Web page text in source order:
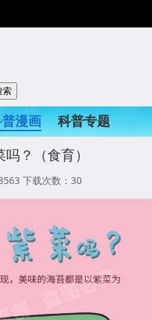
漫画
科普专题
？（食育）
下载次数：30